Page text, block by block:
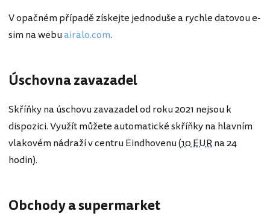
V opačném případě získejte jednoduše a rychle datovou e-
sim na webuairalo.com.
Úschovna zavazadel
Skříňky na úschovu zavazadel od roku 2021 nejsou k
dispozici. Využít můžete automatické skříňky na hlavním
vlakovém nádraží v centru Eindhovenu (10 EURna 24
hodin).
Obchody a supermarket